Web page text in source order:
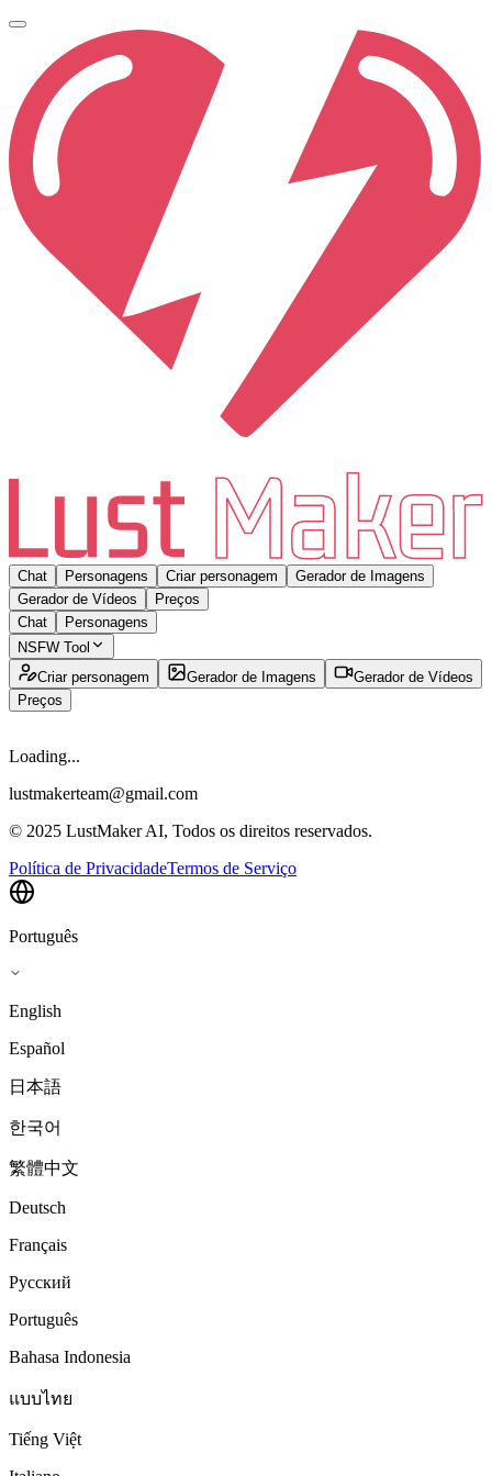
Chat Personagens Criar personagem
Gerador de Imagens
Gerador de Vídeos
Preços
Chat
Personagens
NSFW Tool
Criar personagem
Gerador de Imagens
Gerador de Vídeos
Preços
Loading...
lustmakerteam@gmail.com
© 2025 LustMaker AI, Todos os direitos reservados.
Política de PrivacidadeTermos de Serviço
Português
English
Español
日本語
한국어
繁體中文
Deutsch
Français
Русский
Português
Bahasa Indonesia
แบบไทย
Tiếng Việt